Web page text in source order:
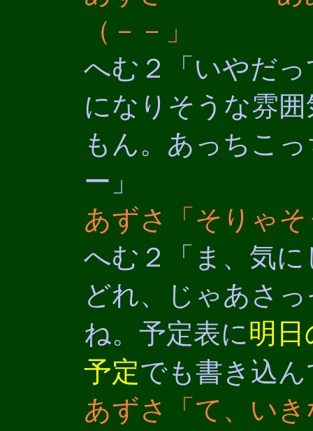
（－－」
へむ２「いやだ
になりそうな雰
もん。あっちこ
ー」
あずさ「そりゃ
へむ２「ま、気
どれ、じゃあさ
ね。予定表に明日
予定でも書き込
あずさ「て、い